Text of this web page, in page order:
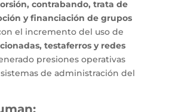
contrabando, trata de
y financiación de grupos
el incremento del uso de
testaferros y redes
presiones operativas
de administración del